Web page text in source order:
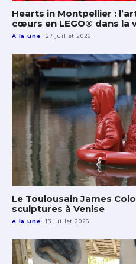
Hearts in Montpellier :
cœurs en LEGO® dans la
A la une 27 juillet 2026
Le Toulousain James
sculptures à Venise
A la une 13 juillet 2026